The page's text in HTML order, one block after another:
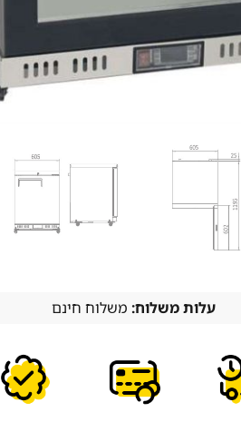
עלות משלוח: משלוח חינם